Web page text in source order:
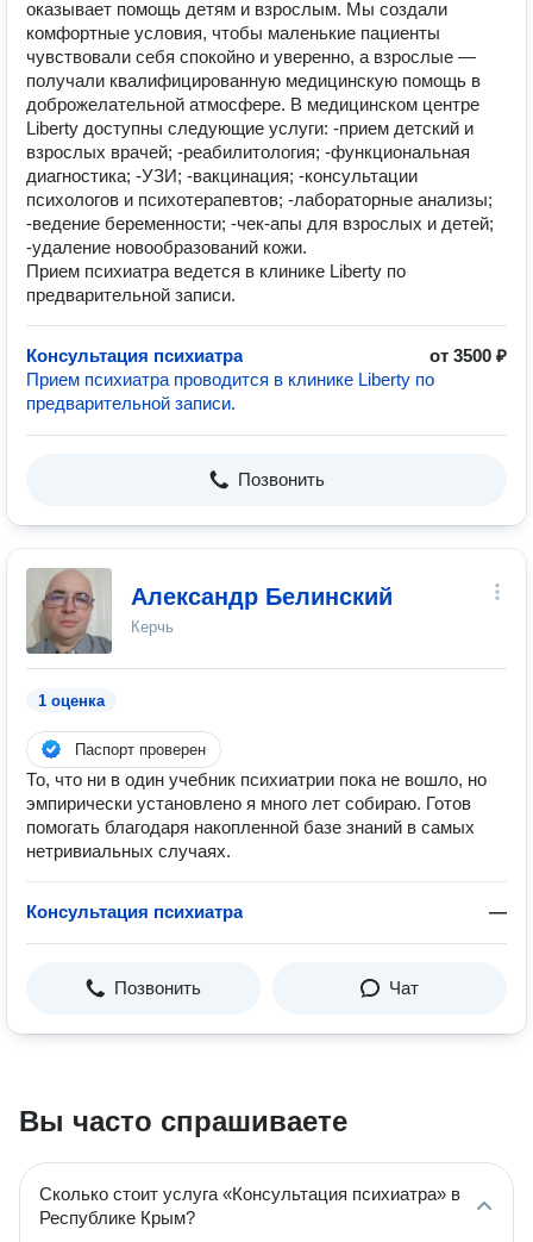
оказывает помощь детям и взрослым. Мы создали
комфортные условия, чтобы маленькие пациенты
чувствовали себя спокойно и уверенно, а взрослые —
получали квалифицированную медицинскую помощь в
доброжелательной атмосфере. В медицинском центре
Liberty доступны следующие услуги: -прием детский и
взрослых врачей; -реабилитология; -функциональная
диагностика; -УЗИ; -вакцинация; -консультации
психологов и психотерапевтов; -лабораторные анализы;
-ведение беременности; -чек-апы для взрослых и детей;
-удаление новообразований кожи.
Прием психиатра ведется в клинике Liberty по
предварительной записи.
Консультация психиатра
от 3500 ₽
Прием психиатра проводится в клинике Liberty по
предварительной записи.
Позвонить
Александр Белинский
Керчь
1 оценка
Паспорт проверен
То, что ни в один учебник психиатрии пока не вошло, но
эмпирически установлено я много лет собираю. Готов
помогать благодаря накопленной базе знаний в самых
нетривиальных случаях.
Консультация психиатра —
Позвонить Чат
Вы часто спрашиваете
Сколько стоит услуга «Консультация психиатра» в
Республике Крым?